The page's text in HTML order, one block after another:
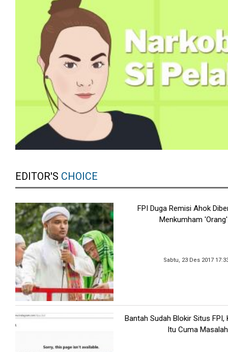
EDITOR'S CHOICE
FPI Duga Remisi Ahok
Menkumham 'Orang'
Sabtu, 23 Des 2017
Bantah Sudah Blokir Situs
Itu Cuma